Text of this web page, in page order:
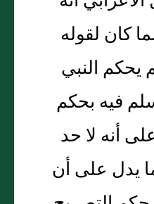
كان لقوله
النبي
فيه بحكم
أنه لا حد
يدل على أن